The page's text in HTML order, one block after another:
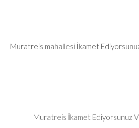
Muratreis mahallesi İkamet
Muratreis İkamet Ediyorsunuz